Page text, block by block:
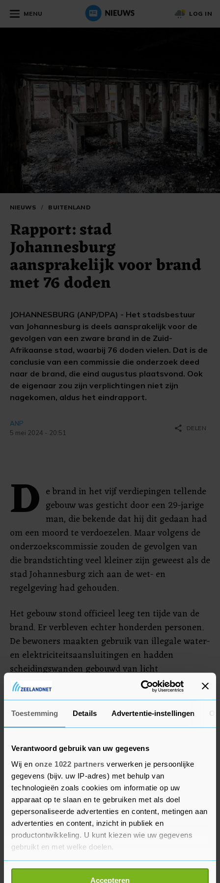
Toestemming Details Advertentie-instellingen
Verantwoord gebruik van uw gegevens
Wij en onze 1022 partners verwerken je persoonlijke
gegevens (bijv. uw IP-adres) met behulp van
technologieën zoals cookies om informatie op uw
apparaat op te slaan en te gebruiken met als doel
gepersonaliseerde advertenties en content, metingen aan
advertenties en content, inzicht in publiek en
productontwikkeling. U kunt kiezen wie uw gegevens
gebruikt en met welke doelen.
Als u het toestaat, willen we ook graag:
Accepteren
MENU LOG IN
NIEUWS / BUITENLAND
Rapport: stad
Johannesburg
aansprakelijk voor brand
met 76 doden
JOHANNESBURG (ANP/DPA) - Het stadsbestuur
van Johannesburg is deels aansprakelijk voor de
gevolgen van een zware brand in de Zuid-
Afrikaanse stad, waarbij 76 doden vielen. Dat is de
conclusie van een commissie die onderzoek deed
naar de brand, die eind augustus plaatsvond. Ook
de eigenaar zou zijn verplichtingen niet zijn
nagekomen, aldus het eindrapport.
ANP
5 mei 2024 - 20:51
share DELEN
D e brand in het vijf verdiepingen tellende
gebouw was gesticht door een 29-jarige
man, die bekende dat hij dit gedaan had
om een moord te verdoezelen. Maar volgens de
onderzoekscommissie zouden de gevolgen van
die brandstichting veel kleiner zijn geweest als de
stad Johannesburg zich aan de wet- en
regelgeving had gehouden.
Het gebouw stond officieel leeg ten tijde van de
brand. Er verbleven echter honderden personen.
De bewoners maakten gebruik van illegale water-
en elektriciteitsaansluitingen en hadden
scheidingswanden gebouwd van licht
ontvlambaar materiaal. De stad en de eigenaar
van het gebouw, Joburg Property Company (JPC),
waren hiervan op de hoogte, maar grepen niet in.